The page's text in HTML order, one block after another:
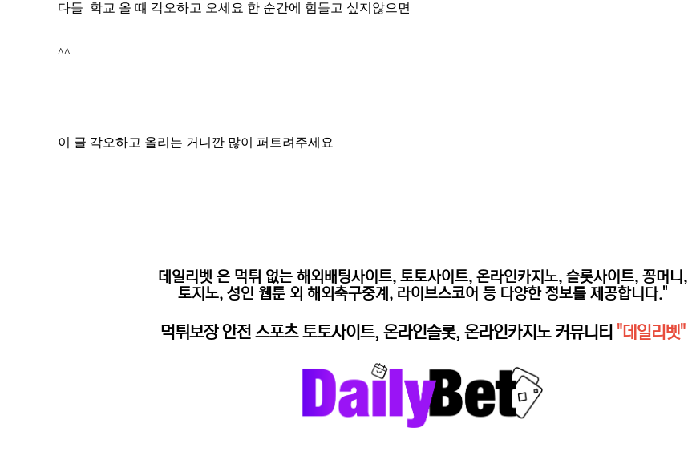
다들 학교 올 떄 각오하고 오세요 한 순간에 힘들고 싶지않으면
^^
이 글 각오하고 올리는 거니깐 많이 퍼트려주세요
데일리벳 은 먹튀 없는 해외배팅사이트, 토토사이트, 온라인카지노, 슬롯사이트, 꽁머니,
토지노, 성인 웹툰 외 해외축구중계, 라이브스코어 등 다양한 정보를 제공합니다."
먹튀보장 안전 스포츠 토토사이트, 온라인슬롯, 온라인카지노 커뮤니티 "데일리벳"